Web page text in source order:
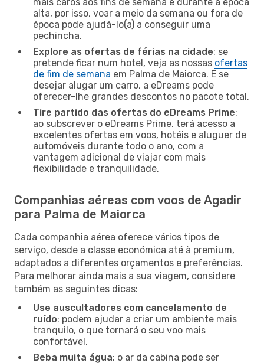
alta, por isso, voar a meio da semana ou fora de
época pode ajudá-lo(a) a conseguir uma
pechincha.
Explore as ofertas de férias na cidade: se
pretende ficar num hotel, veja as nossas ofertas
de fim de semana em Palma de Maiorca. E se
desejar alugar um carro, a eDreams pode
oferecer-lhe grandes descontos no pacote total.
Tire partido das ofertas do eDreams Prime:
ao subscrever o eDreams Prime, terá acesso a
excelentes ofertas em voos, hotéis e aluguer de
automóveis durante todo o ano, com a
vantagem adicional de viajar com mais
flexibilidade e tranquilidade.
Companhias aéreas com voos de Agadir
para Palma de Maiorca
Cada companhia aérea oferece vários tipos de
serviço, desde a classe económica até à premium,
adaptados a diferentes orçamentos e preferências.
Para melhorar ainda mais a sua viagem, considere
também as seguintes dicas:
Use auscultadores com cancelamento de
ruído: podem ajudar a criar um ambiente mais
tranquilo, o que tornará o seu voo mais
confortável.
Beba muita água: o ar da cabina pode ser